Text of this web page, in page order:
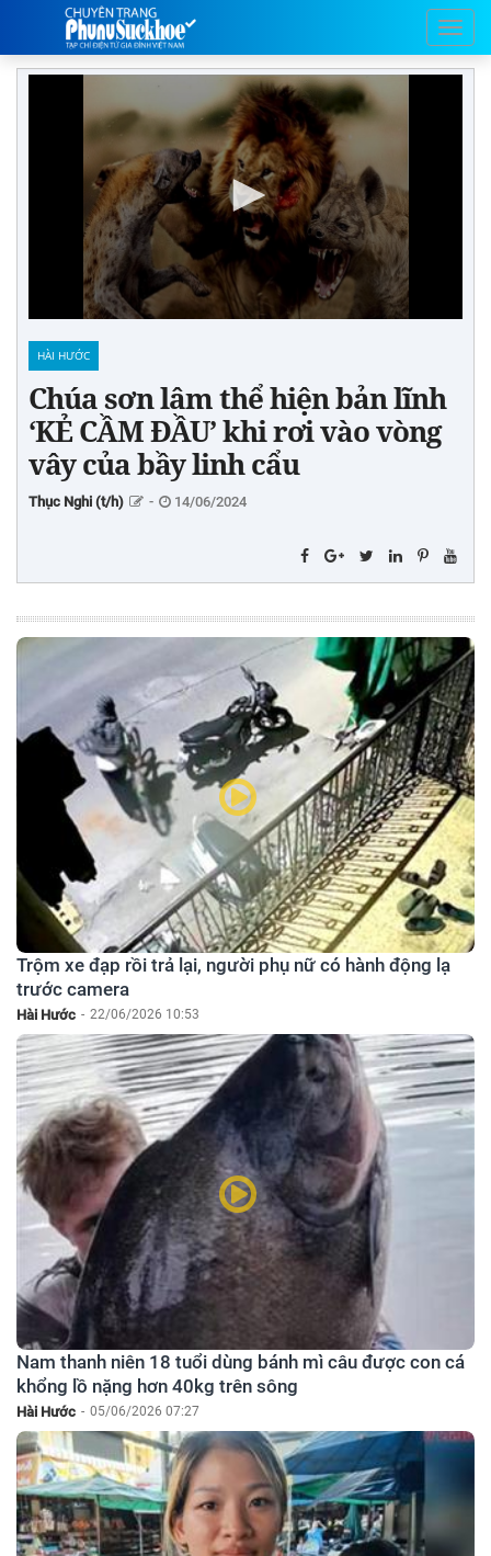
HÀI HƯỚC
Chúa sơn lâm thể hiện bản lĩnh
‘KẺ CẦM ĐẦU’ khi rơi vào vòng
vây của bầy linh cẩu
Thục Nghi (t/h) - 14/06/2024
Trộm xe đạp rồi trả lại, người phụ nữ có hành động lạ
trước camera
Hài Hước - 22/06/2026 10:53
Nam thanh niên 18 tuổi dùng bánh mì câu được con cá
khổng lồ nặng hơn 40kg trên sông
Hài Hước - 05/06/2026 07:27